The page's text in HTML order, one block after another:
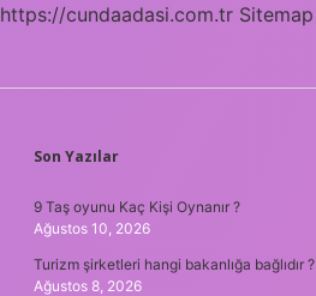
https://cundaadasi.com.tr Sitemap
SIDEBAR
Son Yazılar
9 Taş oyunu Kaç Kişi Oynanır ?
Ağustos 10, 2026
Turizm şirketleri hangi bakanlığa bağlıdır ?
Ağustos 8, 2026